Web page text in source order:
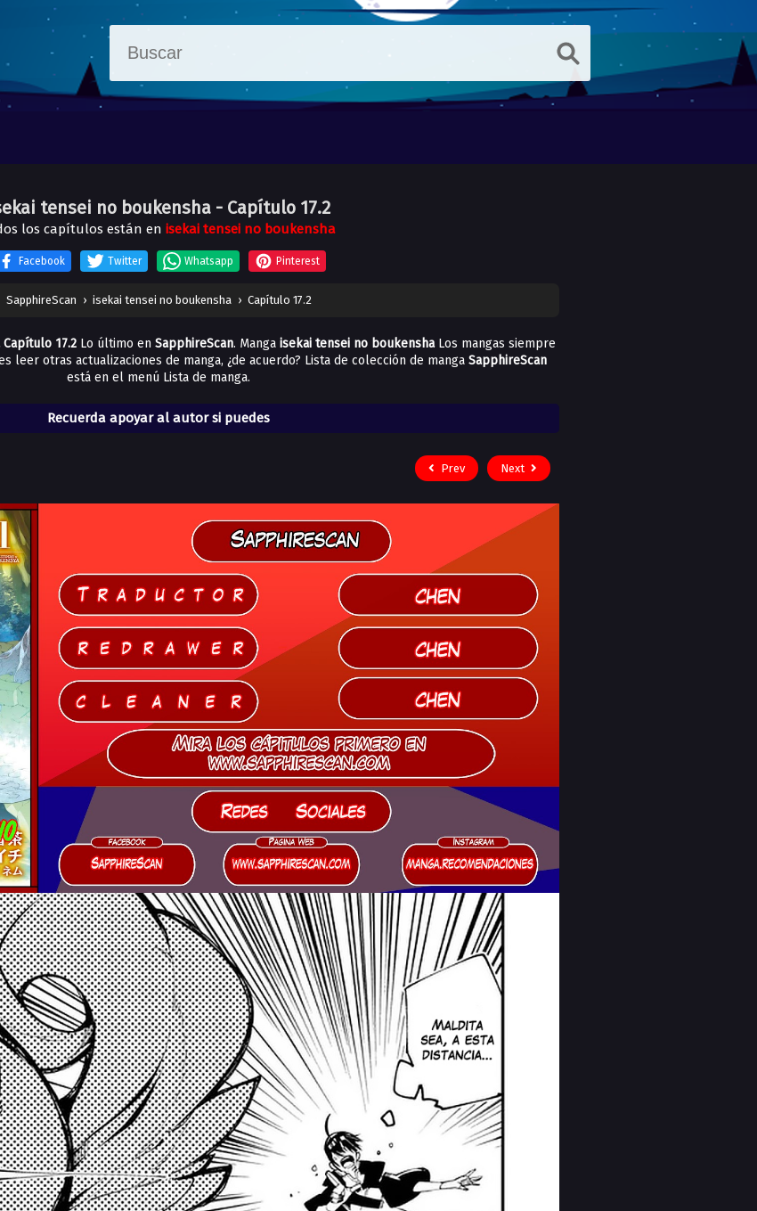
tensei no boukensha - Capítulo 17.2
los capítulos están en isekai tensei no boukensha
Facebook Twitter Whatsapp Pinterest
SapphireScan › isekai tensei no boukensha › Capítulo 17.2
17.2 Lo último en SapphireScan. Manga isekai tensei no boukensha Los mangas siempre
leer otras actualizaciones de manga, ¿de acuerdo? Lista de colección de manga SapphireScan
está en el menú Lista de manga.
Recuerda apoyar al autor si puedes
Prev Next